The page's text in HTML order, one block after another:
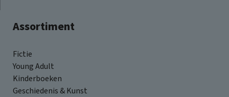
Assortiment
Fictie
Young Adult
Kinderboeken
Geschiedenis & Kunst